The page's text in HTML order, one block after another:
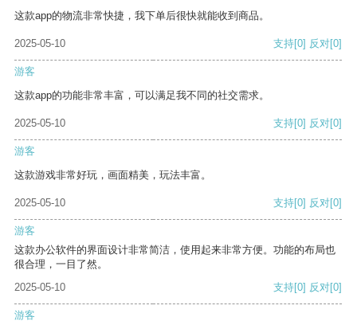
这款app的物流非常快捷，我下单后很快就能收到商品。
2025-05-10 支持[0] 反对[0]
游客
这款app的功能非常丰富，可以满足我不同的社交需求。
2025-05-10 支持[0] 反对[0]
游客
这款游戏非常好玩，画面精美，玩法丰富。
2025-05-10 支持[0] 反对[0]
游客
这款办公软件的界面设计非常简洁，使用起来非常方便。功能的布局也
很合理，一目了然。
2025-05-10
支持[0] 反对[0]
游客